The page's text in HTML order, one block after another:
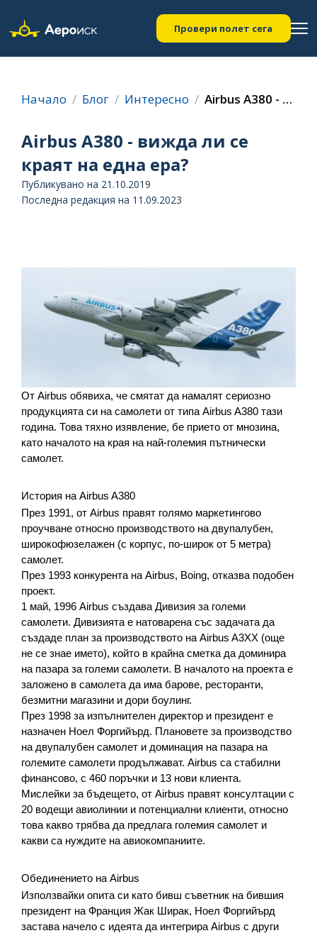
Провери полет сега
Начало Блог Интересно Airbus A380 - вижда ли се краят на една ера?
Airbus A380 - вижда ли се
краят на една ера?
Публикувано на 21.10.2019
Последна редакция на 11.09.2023
От Airbus обявиха, че смятат да намалят сериозно
продукцията си на самолети от типа Airbus A380 тази
година. Това тяхно изявление, бе прието от мнозина,
като началото на края на най-големия пътнически
самолет.
История на Airbus A380
През 1991, от Airbus правят голямо маркетингово
проучване относно производството на двупалубен,
широкофюзелажен (с корпус, по-широк от 5 метра)
самолет.
През 1993 конкурента на Airbus, Boing, отказва подобен
проект.
1 май, 1996 Airbus създава Дивизия за големи
самолети. Дивизията е натоварена със задачата да
създаде план за производството на Airbus A3XX (още
не се знае името), който в крайна сметка да доминира
на пазара за големи самолети. В началото на проекта е
заложено в самолета да има барове, ресторанти,
безмитни магазини и дори боулинг.
През 1998 за изпълнителен директор и президент е
назначен Ноел Форгийърд. Плановете за производство
на двупалубен самолет и доминация на пазара на
големите самолети продължават. Airbus са стабилни
финансово, с 460 поръчки и 13 нови клиента.
Мислейки за бъдещето, от Airbus правят консултации с
20 водещи авиолинии и потенциални клиенти, относно
това какво трябва да предлага големия самолет и
какви са нуждите на авиокомпаниите.
Обединението на Airbus
Използвайки опита си като бивш съветник на бившия
президент на Франция Жак Ширак, Ноел Форгийърд
застава начело с идеята да интегрира Airbus с други